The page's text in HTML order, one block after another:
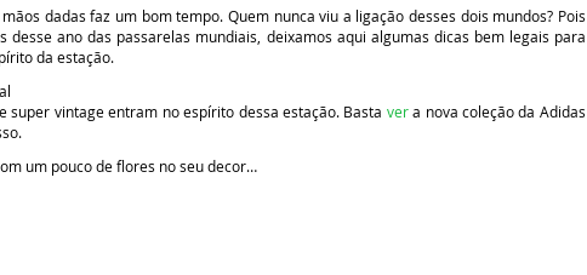
dadas faz um bom tempo. Quem nunca viu a ligação desses dois mundos? Pois
desse ano das passarelas mundiais, deixamos aqui algumas dicas bem legais para
da estação.
super vintage entram no espírito dessa estação. Basta vera nova coleção da Adidas
um pouco de flores no seu decor…